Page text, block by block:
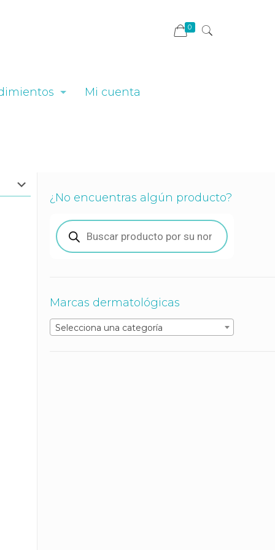
Mi cuenta
0
¿No encuentras algún producto?
Búsqueda
de
productos
Marcas dermatológicas
Selecciona una categoría